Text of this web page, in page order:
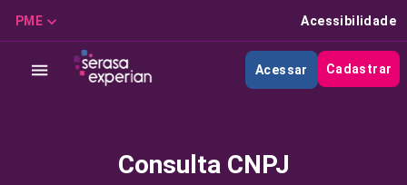
PME Acessibilidade
Acessar Cadastrar
Consulta CNPJ